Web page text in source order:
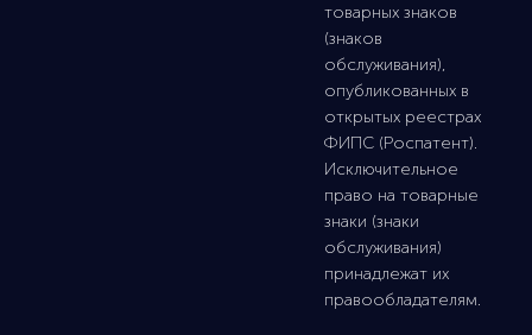
товарных знаков
(знаков
обслуживания),
опубликованных в
открытых реестрах
ФИПС (Роспатент).
Исключительное
право на товарные
знаки (знаки
обслуживания)
принадлежат их
правообладателям.